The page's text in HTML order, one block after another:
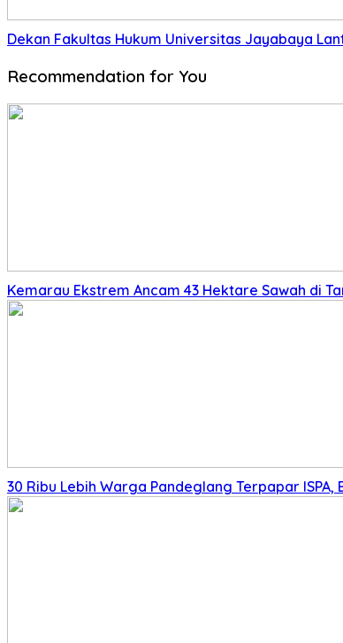
Dekan Fakultas Hukum Universitas Jayabaya
Recommendation for You
Kemarau Ekstrem Ancam 43 Hektare Sawah di
30 Ribu Lebih Warga Pandeglang Terpapar ISPA,